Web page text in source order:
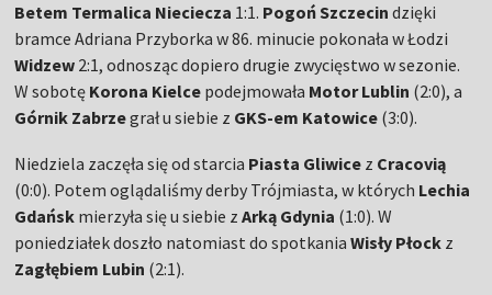
Betem Termalica Nieciecza 1:1. Pogoń Szczecin dzięki
bramce Adriana Przyborka w 86. minucie pokonała w Łodzi
Widzew 2:1, odnosząc dopiero drugie zwycięstwo w sezonie.
W sobotę Korona Kielce podejmowała Motor Lublin (2:0), a
Górnik Zabrzegrał u siebie z GKS-em Katowice (3:0).
Niedziela zaczęła się od starcia Piasta Gliwice z Cracovią
(0:0). Potem oglądaliśmy derby Trójmiasta, w których Lechia
Gdańsk mierzyła się u siebie zArką Gdynia (1:0). W
poniedziałek doszło natomiast do spotkaniaWisły Płock z
Zagłębiem Lubin (2:1).